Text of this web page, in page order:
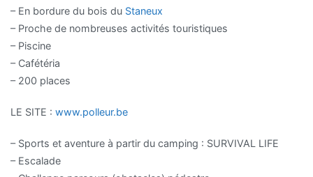
– En bordure du bois du Staneux
– Proche de nombreuses activités touristiques
– Piscine
– Cafétéria
– 200 places
LE SITE : www.polleur.be
– Sports et aventure à partir du camping : SURVIVAL LIFE
– Escalade